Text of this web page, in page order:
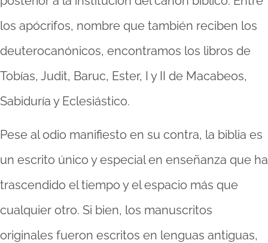
los apócrifos, nombre que también reciben los
deuterocanónicos, encontramos los libros de
Tobías, Judit, Baruc, Ester, I y II de Macabeos,
Sabiduría y Eclesiástico.
Pese al odio manifiesto en su contra, la biblia es
un escrito único y especial en enseñanza que ha
trascendido el tiempo y el espacio más que
cualquier otro. Si bien, los manuscritos
originales fueron escritos en lenguas antiguas,